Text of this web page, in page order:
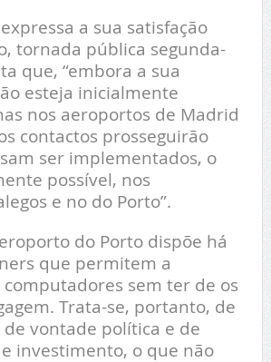
a sua satisfação
tornada pública segunda-
que, “embora a sua
esteja inicialmente
nos aeroportos de Madrid
contactos prosseguirão
ser implementados, o
possível, nos
e no do Porto”.
do Porto dispõe há
que permitem a
computadores sem ter de os
Trata-se, portanto, de
vontade política e de
investimento, o que não